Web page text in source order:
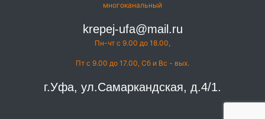
многоканальный
krepej-ufa@mail.ru
Пн-чт с 9.00 до 18.00,
Пт с 9.00 до 17.00, Сб и Вс - вых.
г.Уфа, ул.Самаркандская, д.4/1.